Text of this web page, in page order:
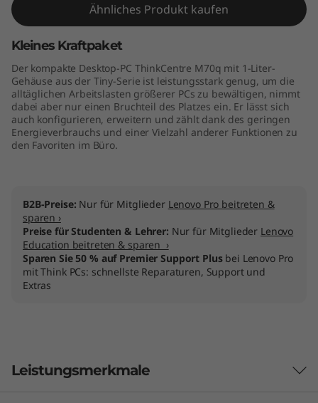
Ähnliches Produkt kaufen
Kleines Kraftpaket
Der kompakte Desktop-PC ThinkCentre M70q mit 1-Liter-
Gehäuse aus der Tiny-Serie ist leistungsstark genug, um die
alltäglichen Arbeitslasten größerer PCs zu bewältigen, nimmt
dabei aber nur einen Bruchteil des Platzes ein. Er lässt sich
auch konfigurieren, erweitern und zählt dank des geringen
Energieverbrauchs und einer Vielzahl anderer Funktionen zu
den Favoriten im Büro.
B2B-Preise: Nur für Mitglieder Lenovo Pro beitreten &
sparen ›
Preise für Studenten & Lehrer: Nur für Mitglieder Lenovo
Education beitreten & sparen ›
Sparen Sie 50 % auf Premier Support Plusbei Lenovo Pro
mit Think PCs: schnellste Reparaturen, Support und
Extras
Leistungsmerkmale